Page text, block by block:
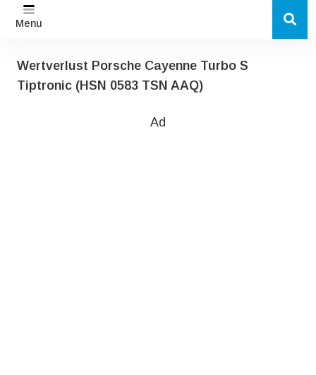
Menu
Wertverlust Porsche Cayenne Turbo S
Tiptronic (HSN 0583 TSN AAQ)
Ad